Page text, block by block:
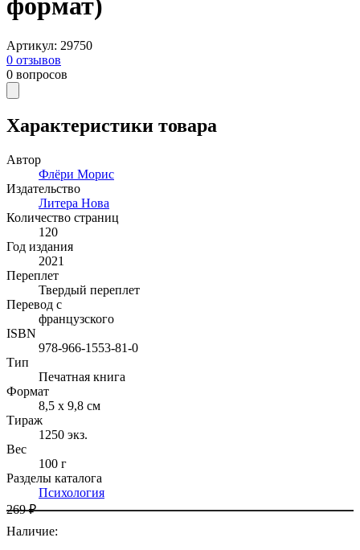
формат)
Артикул: 29750
0 отзывов
0 вопросов
Характеристики товара
Автор
Флёри Морис
Издательство
Литера Нова
Количество страниц
120
Год издания
2021
Переплет
Твердый переплет
Перевод с
французского
ISBN
978-966-1553-81-0
Тип
Печатная книга
Формат
8,5 х 9,8 см
Тираж
1250 экз.
Вес
100 г
Разделы каталога
Психология
269 ₽
Наличие: